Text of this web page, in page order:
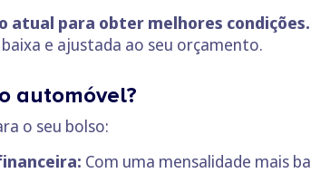
para obter melhores condições.
e ajustada ao seu orçamento.
automóvel?
o seu bolso:
Com uma mensalidade mais